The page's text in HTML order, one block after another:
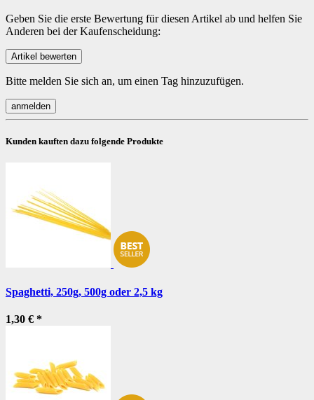
Geben Sie die erste Bewertung für diesen Artikel ab und helfen Sie
Anderen bei der Kaufenscheidung:
Bitte melden Sie sich an, um einen Tag hinzuzufügen.
Kunden kauften dazu folgende Produkte
Spaghetti, 250g, 500g oder 2,5 kg
1,30 € *